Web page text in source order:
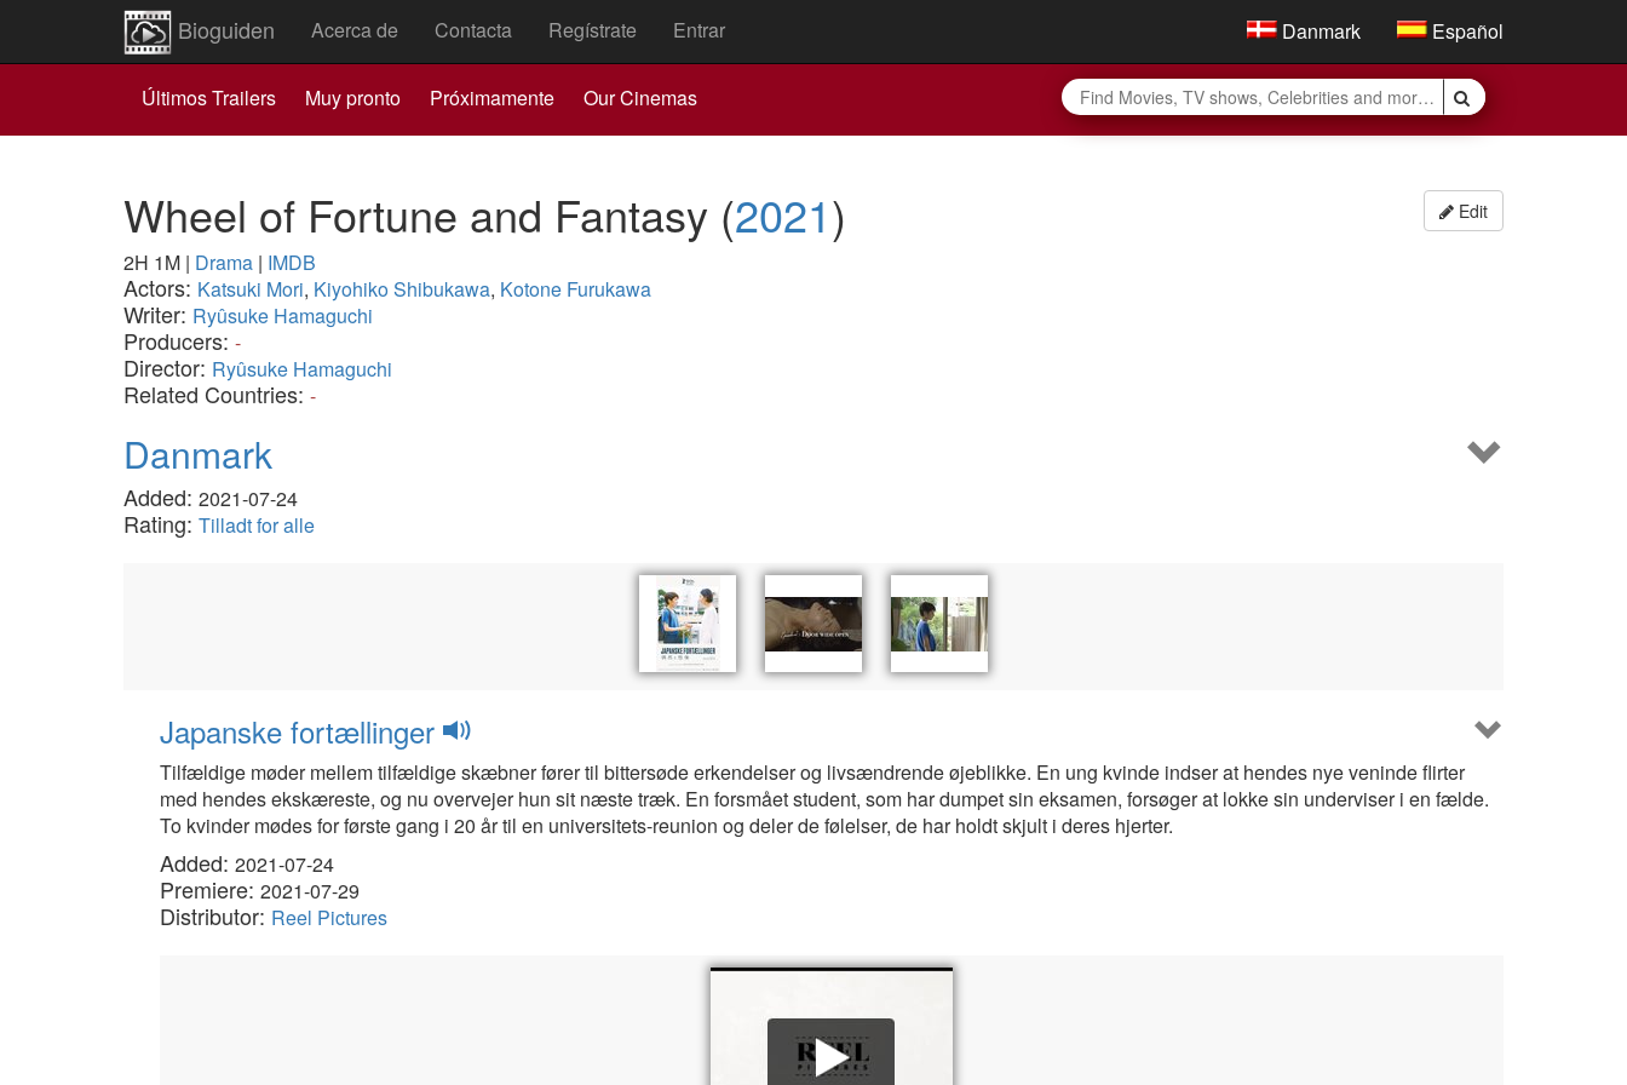
Bioguiden Acerca de Contacta Regístrate Entrar Danmark Español
Últimos Trailers Muy pronto Próximamente Our Cinemas
Edit
Wheel of Fortune and Fantasy (2021)
2H 1M | Drama | IMDB
Actors: Katsuki Mori, Kiyohiko Shibukawa, Kotone Furukawa
Writer: Ryûsuke Hamaguchi
Producers: -
Director: Ryûsuke Hamaguchi
Related Countries: -
Danmark
Added: 2021-07-24
Rating: Tilladt for alle
Japanske fortællinger
Tilfældige møder mellem tilfældige skæbner fører til bittersøde erkendelser og livsændrende øjeblikke. En ung kvinde indser at hendes nye veninde flirter
med hendes ekskæreste, og nu overvejer hun sit næste træk. En forsmået student, som har dumpet sin eksamen, forsøger at lokke sin underviser i en fælde.
To kvinder mødes for første gang i 20 år til en universitets-reunion og deler de følelser, de har holdt skjult i deres hjerter.
Added: 2021-07-24
Premiere: 2021-07-29
Distributor: Reel Pictures